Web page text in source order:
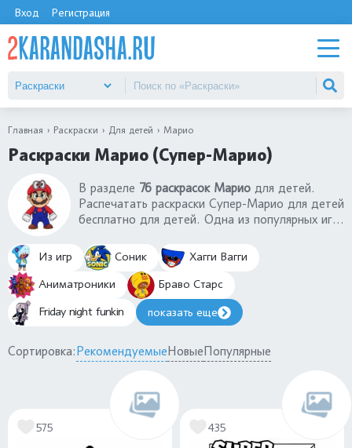
Вход Регистрация
Главная Раскраски Для детей Марио
Раскраски Марио (Супер-Марио)
В разделе 76 раскрасок Марио для детей.
Распечатать раскраски Супер-Марио для детей
бесплатно для детей. Одна из популярных игр
персонажами: Боузер, Луиджи, Принцесса
Пич, Йоши, Валуиджи, Принцесса Дейзи,
Боузер-младший. Какой ваш любимый герой
среди персонажей раскраски Супер-Марио?
Из игр Соник
Хагги Вагги
Аниматроники
Браво Старс
Friday night funkin
показать еще
Сортировка:РекомендуемыеНовыеПопулярные
575 435